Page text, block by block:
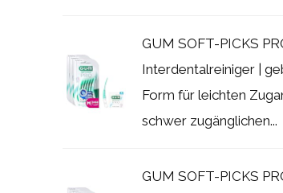
GUM SOFT-PICKS
Interdentalreiniger |
Form für leichten
schwer zugänglichen...
GUM SOFT-PICKS